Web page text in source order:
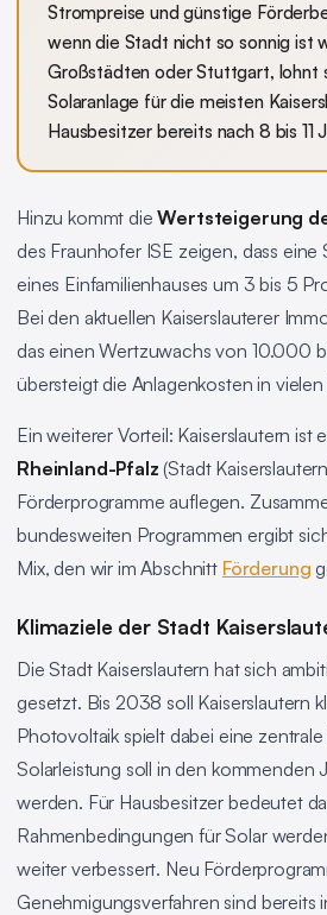
Strompreise und günstige
wenn die Stadt nicht so sonnig ist
Großstädten oder Stuttgart, lohnt
Solaranlage für die meisten
Hausbesitzer bereits nach 8 bis 11
Hinzu kommt dieWertsteigerung
des Fraunhofer ISE zeigen, dass
eines Einfamilienhauses um 3 bis 5
Bei den aktuellen Kaiserslauterer
das einen Wertzuwachs von 10.000
übersteigt die Anlagenkosten in vielen
Ein weiterer Vorteil: Kaiserslautern ist
Rheinland-Pfalz (Stadt
Förderprogramme auflegen.
bundesweiten Programmen ergibt
Mix, den wir im Abschnitt Förderung
Klimaziele der Stadt
Die Stadt Kaiserslautern hat sich
gesetzt. Bis 2038 soll Kaiserslautern
Photovoltaik spielt dabei eine
Solarleistung soll in den kommenden
werden. Für Hausbesitzer bedeutet
Rahmenbedingungen für Solar
weiter verbessert. Neu
Genehmigungsverfahren sind bereits